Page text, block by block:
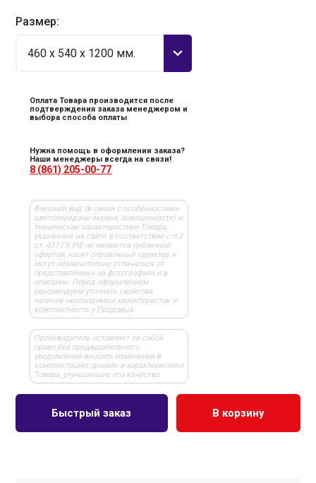
Размер:
460 x 540 x 1200 мм.
Оплата Товара производится после
подтверждения заказа менеджером и
выбора способа оплаты
Нужна помощь в оформлении заказа?
Наши менеджеры всегда на связи!
8 (861) 205-00-77
Внешний вид (в связи с особенностями
цветопередачи экрана, освещенности) и
технические характеристики Товара,
указанные на сайте в соответствии с п.2
ст. 437 ГК РФ не являются публичной
офертой, носят справочный характер и
могут незначительно отличаться от
представленных на фотографиях и в
описании. Перед оформлением
рекомендуем уточнять свойства,
наличие необходимых характеристик и
комплектность у Продавца
Производитель оставляет за собой
право без предварительного
уведомления вносить изменения в
комплектацию, дизайн и характеристики
Товара, улучшающие его качество
В корзину
Быстрый заказ